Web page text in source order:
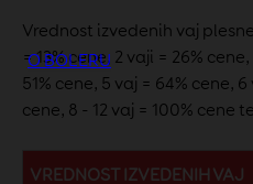
O BOLERU
Vrednost izvedenih vaj
= 13% cene, 2 vaji = 26%
51% cene, 5 vaj = 64% cene,
cene, 8 - 12 vaj = 100% cene
VREDNOST IZVEDENIH VAJ